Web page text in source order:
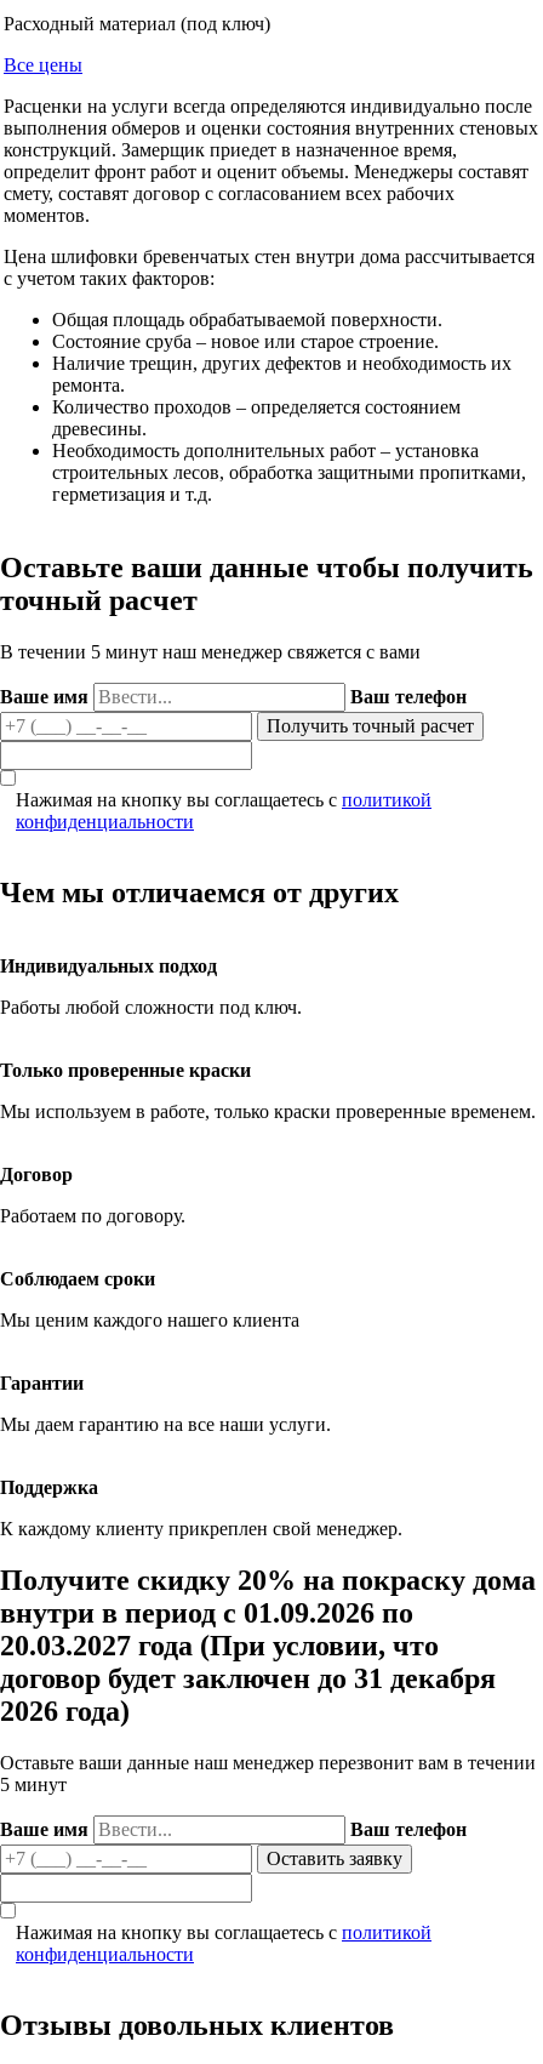
Расходный материал (под ключ)
Все цены
Расценки на услуги всегда определяются индивидуально после
выполнения обмеров и оценки состояния внутренних стеновых
конструкций. Замерщик приедет в назначенное время,
определит фронт работ и оценит объемы. Менеджеры составят
смету, составят договор с согласованием всех рабочих
моментов.
Цена шлифовки бревенчатых стен внутри дома рассчитывается
с учетом таких факторов:
Общая площадь обрабатываемой поверхности.
Состояние сруба – новое или старое строение.
Наличие трещин, других дефектов и необходимость их
ремонта.
Количество проходов – определяется состоянием
древесины.
Необходимость дополнительных работ – установка
строительных лесов, обработка защитными пропитками,
герметизация и т.д.
Оставьте ваши данные чтобы получить
точный расчет
В течении 5 минут наш менеджер свяжется с вами
Ваше имя Ваш телефон
Нажимая на кнопку вы соглащаетесь с политикой
конфиденциальности
Чем мы отличаемся от других
Индивидуальных подход
Работы любой сложности под ключ.
Только проверенные краски
Мы используем в работе, только краски проверенные временем.
Договор
Работаем по договору.
Соблюдаем сроки
Мы ценим каждого нашего клиента
Гарантии
Мы даем гарантию на все наши услуги.
Поддержка
К каждому клиенту прикреплен свой менеджер.
Получите скидку 20% на покраску дома
внутри в период с 01.09.2026 по
20.03.2027 года (При условии, что
договор будет заключен до 31 декабря
2026 года)
Оставьте ваши данные наш менеджер перезвонит вам в течении
5 минут
Ваше имя Ваш телефон
Нажимая на кнопку вы соглащаетесь с политикой
конфиденциальности
Отзывы довольных клиентов